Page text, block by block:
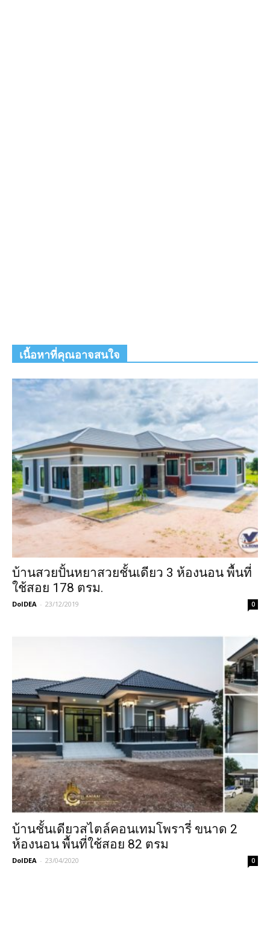
เนื้อหาที่คุณอาจสนใจ
บ้านสวยปั้นหยาสวยชั้นเดียว 3 ห้องนอน พื้นที่
ใช้สอย 178 ตรม.
DoIDEA - 23/12/2019 0
บ้านชั้นเดียวสไตล์คอนเทมโพรารี่ ขนาด 2
ห้องนอน พื้นที่ใช้สอย 82 ตรม
DoIDEA - 23/04/2020 0